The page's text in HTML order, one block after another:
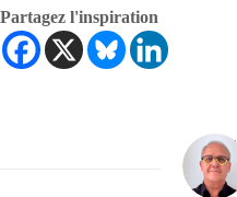
Partagez l'inspiration